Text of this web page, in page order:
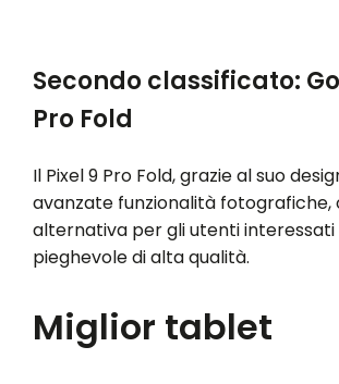
Secondo classificato:
Pro Fold
Il Pixel 9 Pro Fold, grazie al suo
avanzate funzionalità fotografiche,
alternativa per gli utenti interessati
pieghevole di alta qualità.
Miglior tablet